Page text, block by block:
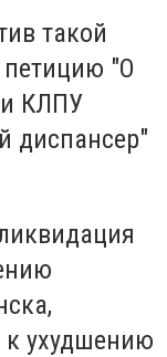
такой
петицию "О
КЛПУ
диспансер"
ухудшению